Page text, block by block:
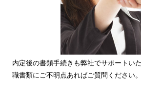
内定後の書類手続きも弊社でサポートい
職書類にご不明点あればご質問ください。